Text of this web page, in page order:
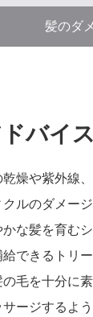
髪のダ
バイス
燥や紫外線
ルのダメー
な髪を育む
できるトリ
毛を十分に
ージするよ